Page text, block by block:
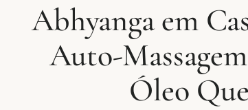
Abhyanga em
Auto-
Óleo